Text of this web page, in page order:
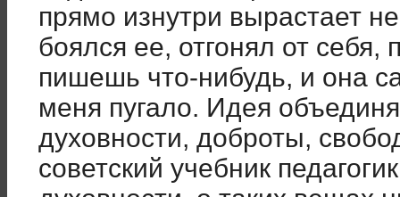
прямо изнутри вырастает
боялся ее, отгонял от себя,
пишешь что-нибудь, и она
меня пугало. Идея
духовности, доброты,
советский учебник